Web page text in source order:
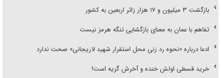
بازگشت ۳ میلیون و ۱۷ هزار زائر اربعین به کشور
تفاهم با عمان به معنای بازگشایی تنگه هرمز نیست
ادعا درباره «نحوه رد زنی محل استقرار شهید لاریجانی» صحت ندارد
خرید قسطی اولش خنده و آخرش گریه است!